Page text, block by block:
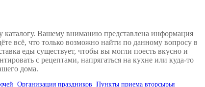
каталогу. Вашему вниманию представлена информация
всё, что только возможно найти по данному вопросу в
еды существует, чтобы вы могли поесть вкусно и
с рецептами, напрягаться на кухне или куда-то
дома.
Организация праздников Пункты приема вторсырья